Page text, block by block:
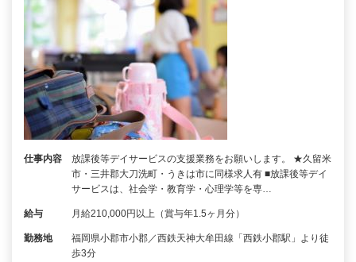
仕事内容
放課後等デイサービスの支援業務をお願いします。 ★久留米
市・三井郡大刀洗町・うきは市に同様求人有 ■放課後等デイ
サービスは、社会学・教育学・心理学等を専…
給与 月給210,000円以上（賞与年1.5ヶ月分）
勤務地
福岡県小郡市小郡／西鉄天神大牟田線「西鉄小郡駅」より徒
歩3分